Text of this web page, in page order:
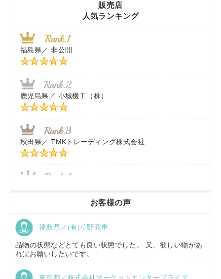
近江商事合同会社：「茨城中古農建機販売」
千葉県／ 株式会社テクノ・タカ
福岡県／株式会社カドワキ機械（旧ナカガワ農機商会）
東京都／
秋田県／ TMKトレーディング株式会社
販売店
人気ランキング
福島県／ 非公開
鹿児島県／ 小城機工（株）
秋田県／ TMKトレーディング株式会社
京都府／
お客様の声
福島県／(有)草野商事
品物の状態などとても良い状態でした。 又、欲しい物があ
ればお願いしたいです。